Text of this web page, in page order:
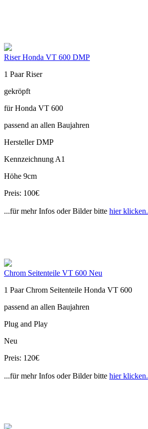
Riser Honda VT 600 DMP
1 Paar Riser
gekröpft
für Honda VT 600
passend an allen Baujahren
Hersteller DMP
Kennzeichnung A1
Höhe 9cm
Preis: 100€
...für mehr Infos oder Bilder bitte hier klicken.
Chrom Seitenteile VT 600 Neu
1 Paar Chrom Seitenteile Honda VT 600
passend an allen Baujahren
Plug and Play
Neu
Preis: 120€
...für mehr Infos oder Bilder bitte hier klicken.